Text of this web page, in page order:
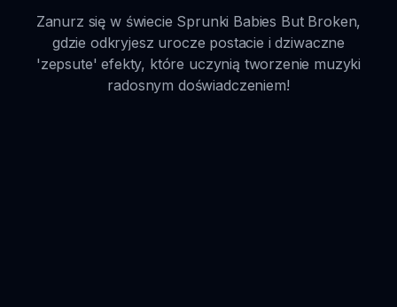
Zanurz się w świecie Sprunki Babies But Broken,
gdzie odkryjesz urocze postacie i dziwaczne
'zepsute' efekty, które uczynią tworzenie muzyki
radosnym doświadczeniem!